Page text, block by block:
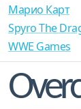
Марио Карт
Spyro The
WWE Games